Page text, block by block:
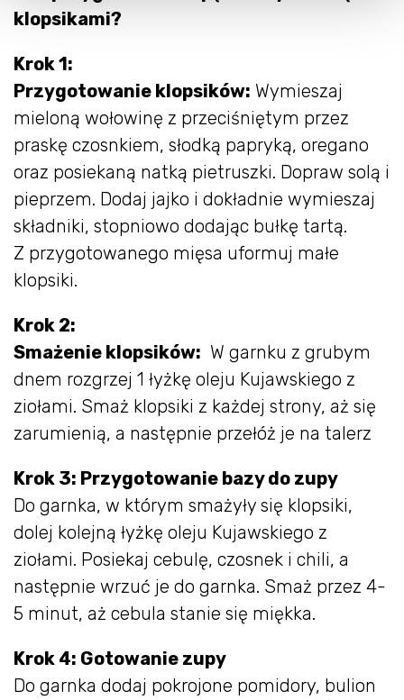
klopsikami?
Krok 1:
Przygotowanie klopsików: Wymieszaj
mieloną wołowinę z przeciśniętym przez
praskę czosnkiem, słodką papryką, oregano
oraz posiekaną natką pietruszki. Dopraw solą i
pieprzem. Dodaj jajko i dokładnie wymieszaj
składniki, stopniowo dodając bułkę tartą.
Z przygotowanego mięsa uformuj małe
klopsiki.
Krok 2:
Smażenie klopsików: W garnku z grubym
dnem rozgrzej 1 łyżkę oleju Kujawskiego z
ziołami. Smaż klopsiki z każdej strony, aż się
zarumienią, a następnie przełóż je na talerz
Krok 3: Przygotowanie bazy do zupy
Do garnka, w którym smażyły się klopsiki,
dolej kolejną łyżkę oleju Kujawskiego z
ziołami. Posiekaj cebulę, czosnek i chili, a
następnie wrzuć je do garnka. Smaż przez 4-
5 minut, aż cebula stanie się miękka.
Krok 4: Gotowanie zupy
Do garnka dodaj pokrojone pomidory, bulion